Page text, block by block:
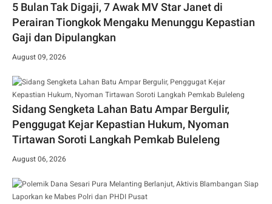
5 Bulan Tak Digaji, 7 Awak MV Star Janet di
Perairan Tiongkok Mengaku Menunggu Kepastian
Gaji dan Dipulangkan
August 09, 2026
Sidang Sengketa Lahan Batu Ampar Bergulir,
Penggugat Kejar Kepastian Hukum, Nyoman
Tirtawan Soroti Langkah Pemkab Buleleng
August 06, 2026